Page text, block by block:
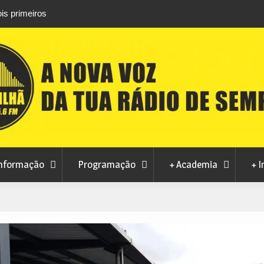
primeiros
conquistam três títulos europeus de Brazilian
Programação + Academia +